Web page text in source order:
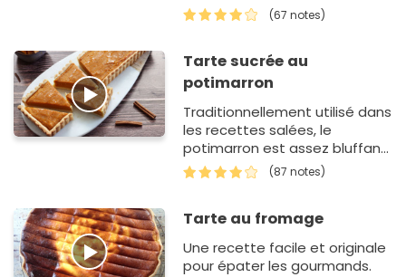
(67 notes)
Tarte sucrée au
potimarron
Traditionnellement utilisé dans
les recettes salées, le
potimarron est assez bluffant
dans une tarte sucrée !
(87 notes)
Tarte au fromage
Une recette facile et originale
pour épater les gourmands.